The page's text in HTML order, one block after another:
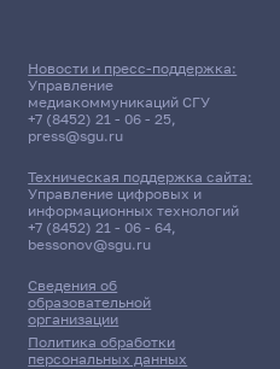
Сведения об
образовательной
организации
Политика обработки
персональных данных
Новости и пресс-поддержка:
Управление
медиакоммуникаций СГУ
+7 (8452) 21 - 06 - 25,
press@sgu.ru
Техническая поддержка сайта:
Управление цифровых и
информационных технологий
+7 (8452) 21 - 06 - 64,
bessonov@sgu.ru